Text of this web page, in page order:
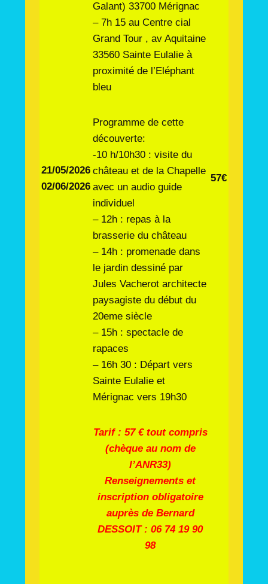
21/05/2026
02/06/2026
Galant) 33700 Mérignac
– 7h 15 au Centre cial
Grand Tour , av Aquitaine
33560 Sainte Eulalie à
proximité de l’Eléphant
bleu
Programme de cette
découverte:
-10 h/10h30 : visite du
château et de la Chapelle
avec un audio guide
individuel
– 12h : repas à la
brasserie du château
– 14h : promenade dans
le jardin dessiné par
Jules Vacherot architecte
paysagiste du début du
20eme siècle
– 15h : spectacle de
rapaces
– 16h 30 : Départ vers
Sainte Eulalie et
Mérignac vers 19h30
Tarif : 57 € tout compris
(chèque au nom de
l’ANR33)
Renseignements et
inscription obligatoire
auprès de Bernard
DESSOIT : 06 74 19 90
98
57€